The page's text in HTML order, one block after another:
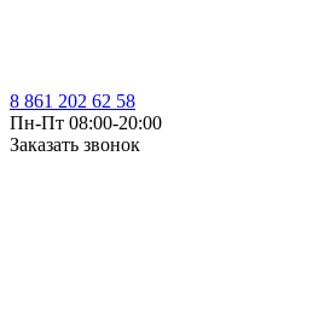
8 861 202 62 58
Пн-Пт 08:00-20:00
Заказать звонок